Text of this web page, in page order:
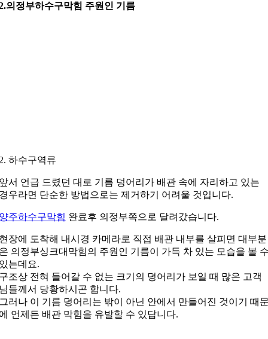
의정부하수구막힘 주원인 기름
하수구역류
서 언급 드렸던 대로 기름 덩어리가 배관 속에 자리하고 있는
우라면 단순한 방법으로는 제거하기 어려울 것입니다.
주하수구막힘 완료후 의정부쪽으로 달려갔습니다.
장에 도착해 내시경 카메라로 직접 배관 내부를 살피면 대부분
의정부싱크대막힘의 주원인 기름이 가득 차 있는 모습을 볼
는데요.
조상 전혀 들어갈 수 없는 크기의 덩어리가 보일 때 많은 고객
들께서 당황하시곤 합니다.
러나 이 기름 덩어리는 밖이 아닌 안에서 만들어진 것이기 때
언제든 배관 막힘을 유발할 수 있답니다.